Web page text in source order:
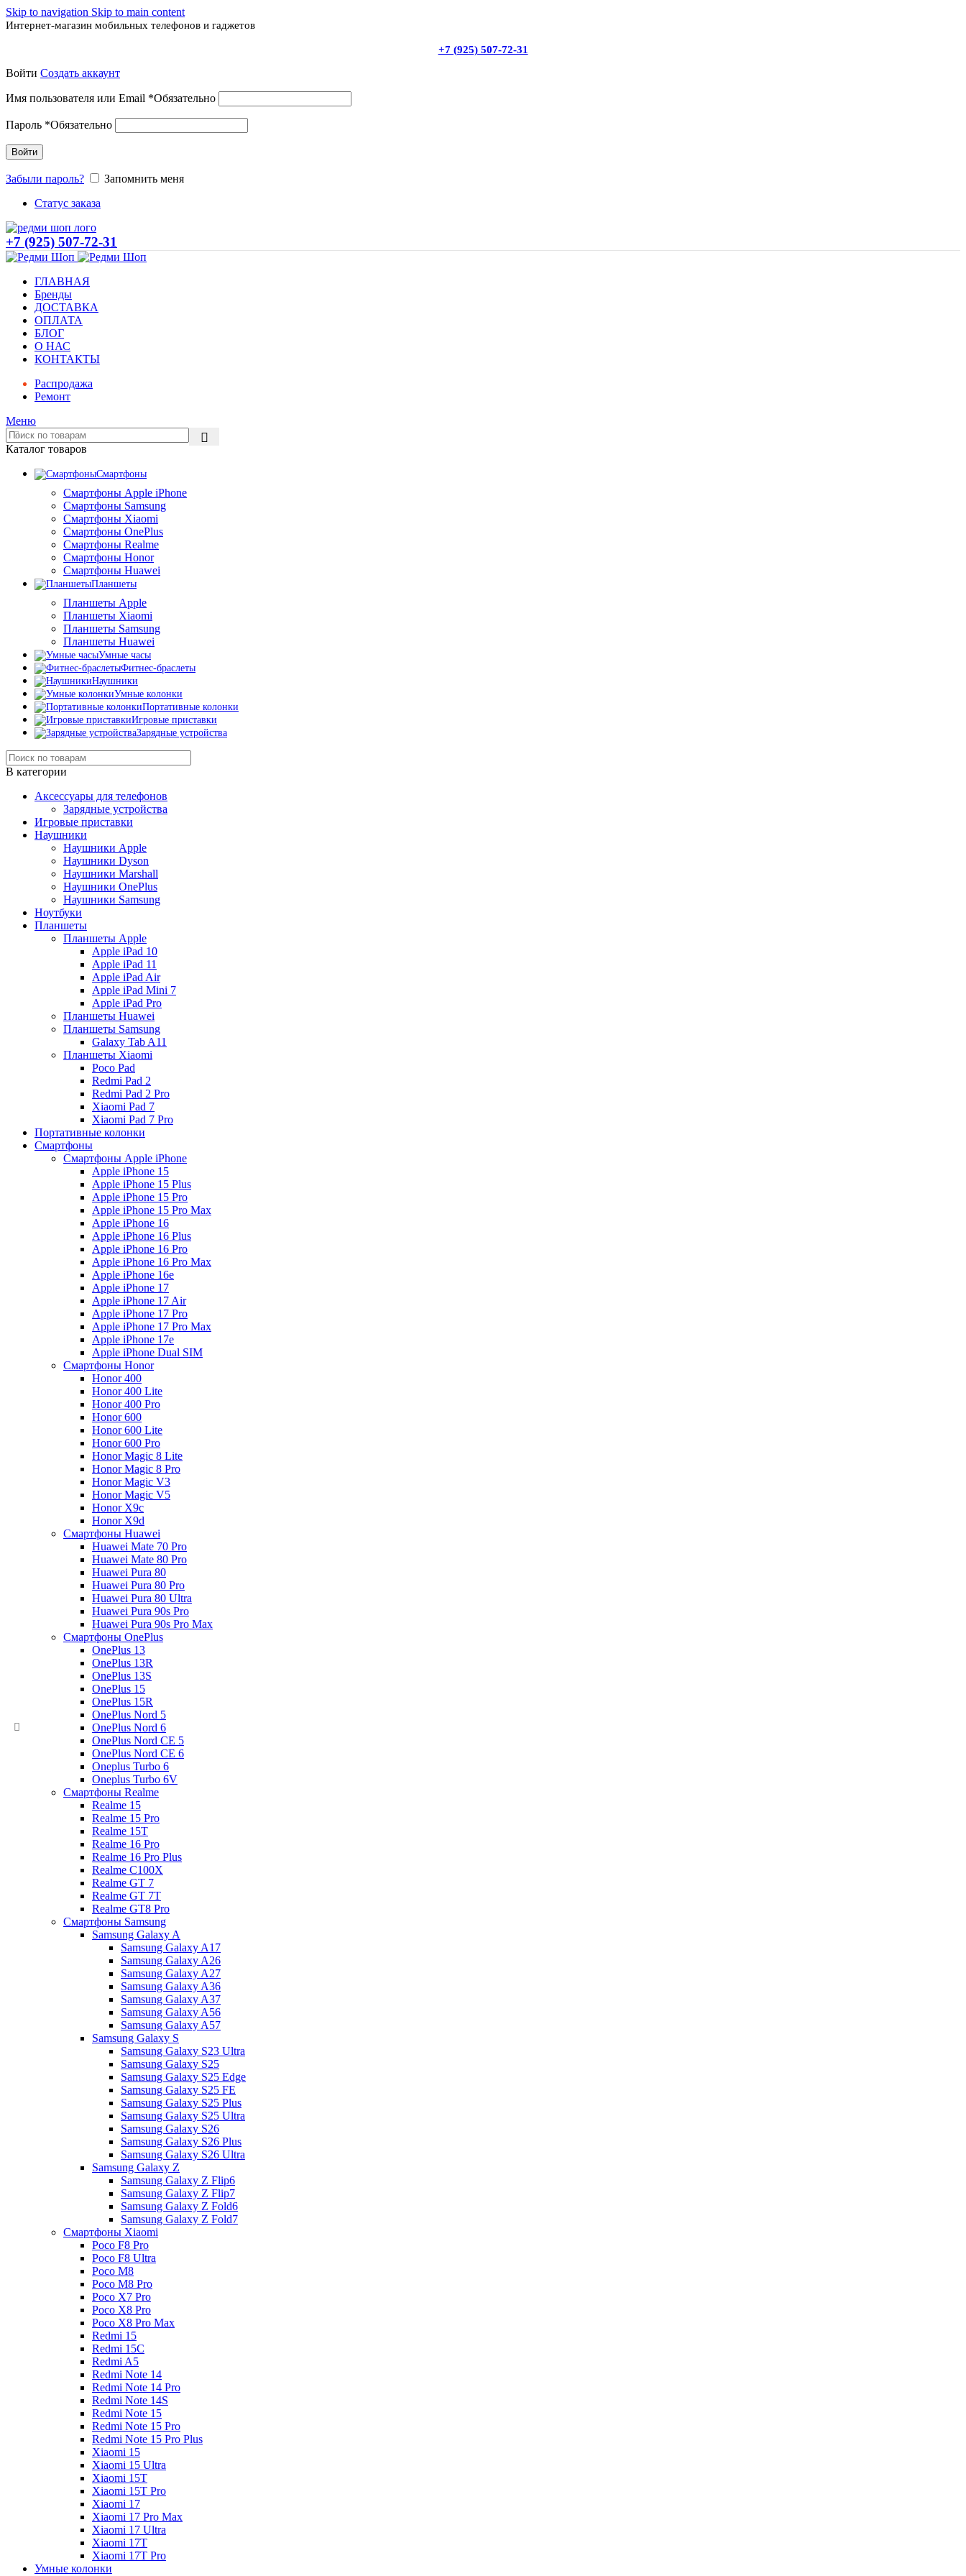
Skip to navigation Skip to main content
Интернет-магазин мобильных телефонов и гаджетов
+7 (925) 507-72-31
Войти Создать аккаунт
Имя пользователя или Email *Обязательно
Пароль *Обязательно
Войти
Забыли пароль?
Запомнить меня
Статус заказа
+7 (925) 507-72-31
ГЛАВНАЯ
Бренды
ДОСТАВКА
ОПЛАТА
БЛОГ
О НАС
КОНТАКТЫ
Распродажа
Ремонт
Меню
Каталог товаров
Смартфоны
Смартфоны Apple iPhone
Смартфоны Samsung
Смартфоны Xiaomi
Смартфоны OnePlus
Смартфоны Realme
Смартфоны Honor
Смартфоны Huawei
Планшеты
Планшеты Apple
Планшеты Xiaomi
Планшеты Samsung
Планшеты Huawei
Умные часы
Фитнес-браслеты
Наушники
Умные колонки
Портативные колонки
Игровые приставки
Зарядные устройства
В категории
Аксессуары для телефонов
Зарядные устройства
Игровые приставки
Наушники
Наушники Apple
Наушники Dyson
Наушники Marshall
Наушники OnePlus
Наушники Samsung
Ноутбуки
Планшеты
Планшеты Apple
Apple iPad 10
Apple iPad 11
Apple iPad Air
Apple iPad Mini 7
Apple iPad Pro
Планшеты Huawei
Планшеты Samsung
Galaxy Tab A11
Планшеты Xiaomi
Poco Pad
Redmi Pad 2
Redmi Pad 2 Pro
Xiaomi Pad 7
Xiaomi Pad 7 Pro
Портативные колонки
Смартфоны
Смартфоны Apple iPhone
Apple iPhone 15
Apple iPhone 15 Plus
Apple iPhone 15 Pro
Apple iPhone 15 Pro Max
Apple iPhone 16
Apple iPhone 16 Plus
Apple iPhone 16 Pro
Apple iPhone 16 Pro Max
Apple iPhone 16e
Apple iPhone 17
Apple iPhone 17 Air
Apple iPhone 17 Pro
Apple iPhone 17 Pro Max
Apple iPhone 17e
Apple iPhone Dual SIM
Смартфоны Honor
Honor 400
Honor 400 Lite
Honor 400 Pro
Honor 600
Honor 600 Lite
Honor 600 Pro
Honor Magic 8 Lite
Honor Magic 8 Pro
Honor Magic V3
Honor Magic V5
Honor X9c
Honor X9d
Смартфоны Huawei
Huawei Mate 70 Pro
Huawei Mate 80 Pro
Huawei Pura 80
Huawei Pura 80 Pro
Huawei Pura 80 Ultra
Huawei Pura 90s Pro
Huawei Pura 90s Pro Max
Смартфоны OnePlus
OnePlus 13
OnePlus 13R
OnePlus 13S
OnePlus 15
OnePlus 15R
OnePlus Nord 5
OnePlus Nord 6
OnePlus Nord CE 5
OnePlus Nord CE 6
Oneplus Turbo 6
Oneplus Turbo 6V
Смартфоны Realme
Realme 15
Realme 15 Pro
Realme 15T
Realme 16 Pro
Realme 16 Pro Plus
Realme C100X
Realme GT 7
Realme GT 7T
Realme GT8 Pro
Смартфоны Samsung
Samsung Galaxy A
Samsung Galaxy A17
Samsung Galaxy A26
Samsung Galaxy A27
Samsung Galaxy A36
Samsung Galaxy A37
Samsung Galaxy A56
Samsung Galaxy A57
Samsung Galaxy S
Samsung Galaxy S23 Ultra
Samsung Galaxy S25
Samsung Galaxy S25 Edge
Samsung Galaxy S25 FE
Samsung Galaxy S25 Plus
Samsung Galaxy S25 Ultra
Samsung Galaxy S26
Samsung Galaxy S26 Plus
Samsung Galaxy S26 Ultra
Samsung Galaxy Z
Samsung Galaxy Z Flip6
Samsung Galaxy Z Flip7
Samsung Galaxy Z Fold6
Samsung Galaxy Z Fold7
Смартфоны Xiaomi
Poco F8 Pro
Poco F8 Ultra
Poco M8
Poco M8 Pro
Poco X7 Pro
Poco X8 Pro
Poco X8 Pro Max
Redmi 15
Redmi 15C
Redmi A5
Redmi Note 14
Redmi Note 14 Pro
Redmi Note 14S
Redmi Note 15
Redmi Note 15 Pro
Redmi Note 15 Pro Plus
Xiaomi 15
Xiaomi 15 Ultra
Xiaomi 15T
Xiaomi 15T Pro
Xiaomi 17
Xiaomi 17 Pro Max
Xiaomi 17 Ultra
Xiaomi 17T
Xiaomi 17T Pro
Умные колонки